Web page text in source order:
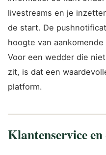
livestreams en je
de start. De
hoogte van
Voor een wedder die
zit, is dat een
platform.
Klantenservice